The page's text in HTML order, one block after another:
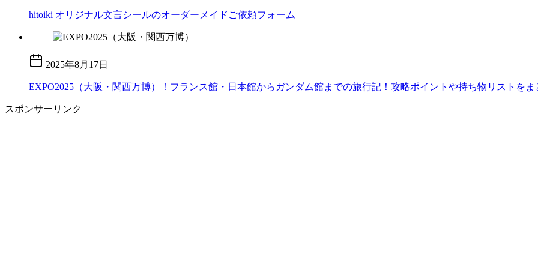
hitoiki オリジナル文言シールのオーダーメイドご依頼フォーム
2025年8月17日
EXPO2025（大阪・関西万博）！フランス館・日本館からガンダム館までの旅行記！攻略ポイントや持ち物リストをま
スポンサーリンク